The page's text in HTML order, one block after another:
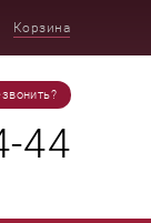
Корзина
44